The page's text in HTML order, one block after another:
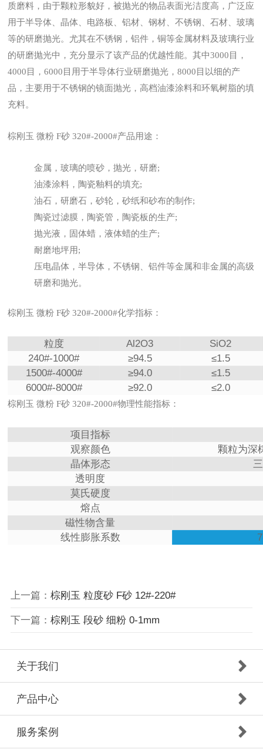
质磨料，由于颗粒形貌好，被抛光的物品表面光洁度高，广泛应
用于半导体、晶体、电路板、铝材、钢材、不锈钢、石材、玻璃
等的研磨抛光。尤其在不锈钢，铝件，铜等金属材料及玻璃行业
的研磨抛光中，充分显示了该产品的优越性能。其中3000目，
4000目，6000目用于半导体行业研磨抛光，8000目以细的产
品，主要用于不锈钢的镜面抛光，高档油漆涂料和环氧树脂的填
充料。
棕刚玉 微粉 F砂 320#-2000#产品用途：
金属，玻璃的喷砂，抛光，研磨;
油漆涂料，陶瓷釉料的填充;
油石，研磨石，砂轮，砂纸和砂布的制作;
陶瓷过滤膜，陶瓷管，陶瓷板的生产;
抛光液，固体蜡，液体蜡的生产;
耐磨地坪用;
压电晶体，半导体，不锈钢、铝件等金属和非金属的高级
研磨和抛光。
棕刚玉 微粉 F砂 320#-2000#化学指标：
粒度 Al2O3
SiO2
240#-1000#
≥94.5
≤1.5
1500#-4000#
≥94.0
≤1.5
6000#-8000#
≥92.0 ≤2.0
棕刚玉 微粉 F砂 320#-2000#物理性能指标：
项目指标
观察颜色
颗粒为深
晶体形态
透明度
莫氏硬度
熔点
磁性物含量
线性膨胀系数
上一篇： 棕刚玉 粒度砂 F砂 12#-220#
下一篇： 棕刚玉 段砂 细粉 0-1mm
关于我们
产品中心
服务案例